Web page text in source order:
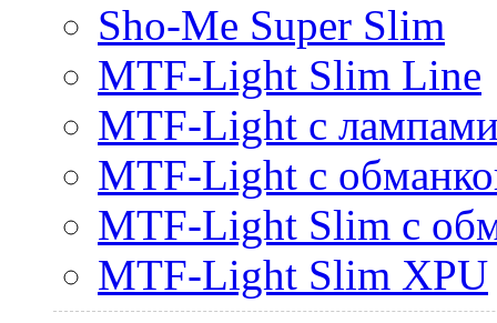
Sho-Me Super Slim
MTF-Light Slim Line
MTF-Light с
MTF-Light с
MTF-Light Slim с
MTF-Light Slim XPU